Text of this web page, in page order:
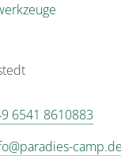
6541 8610883
camp.de